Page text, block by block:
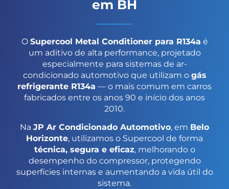
em BH
O Supercool Metal Conditioner para R134a é
um aditivo de alta performance, projetado
especialmente para sistemas de ar-
condicionado automotivo que utilizam o gás
refrigerante R134a — o mais comum em carros
fabricados entre os anos 90 e início dos anos
2010.
Na JP Ar Condicionado Automotivo, em Belo
Horizonte, utilizamos o Supercool de forma
técnica, segura e eficaz, melhorando o
desempenho do compressor, protegendo
superfícies internas e aumentando a vida útil do
sistema.